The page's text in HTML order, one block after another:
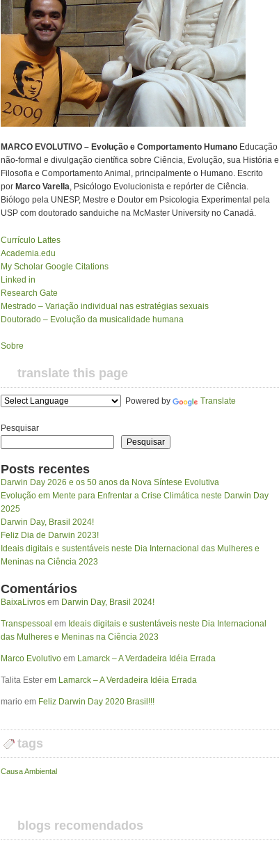
MARCO EVOLUTIVO – Evolução e Comportamento Humano Educação
não-formal e divulgação científica sobre Ciência, Evolução, sua História e
Filosofia e Comportamento Animal, principalmente o Humano. Escrito
por Marco Varella, Psicólogo Evolucionista e repórter de Ciência.
Biólogo pela UNESP, Mestre e Doutor em Psicologia Experimental pela
USP com doutorado sanduiche na McMaster University no Canadá.
Currículo Lattes
Academia.edu
My Scholar Google Citations
Linked in
Research Gate
Mestrado – Variação individual nas estratégias sexuais
Doutorado – Evolução da musicalidade humana
Sobre
translate this page
Powered by Translate
Pesquisar
Pesquisar
Posts recentes
Darwin Day 2026 e os 50 anos da Nova Síntese Evolutiva
Evolução em Mente para Enfrentar a Crise Climática neste Darwin Day
2025
Darwin Day, Brasil 2024!
Feliz Dia de Darwin 2023!
Ideais digitais e sustentáveis neste Dia Internacional das Mulheres e
Meninas na Ciência 2023
Comentários
BaixaLivros em Darwin Day, Brasil 2024!
Transpessoal em Ideais digitais e sustentáveis neste Dia Internacional
das Mulheres e Meninas na Ciência 2023
Marco Evolutivo em Lamarck – A Verdadeira Idéia Errada
Talita Ester em Lamarck – A Verdadeira Idéia Errada
mario em Feliz Darwin Day 2020 Brasil!!!
tags
Causa Ambiental
blogs recomendados